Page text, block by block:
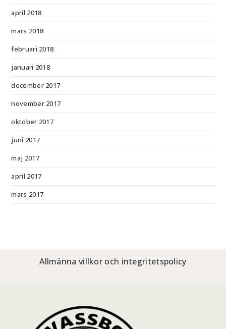
april 2018
mars 2018
februari 2018
januari 2018
december 2017
november 2017
oktober 2017
juni 2017
maj 2017
april 2017
mars 2017
Allmänna villkor och integritetspolicy